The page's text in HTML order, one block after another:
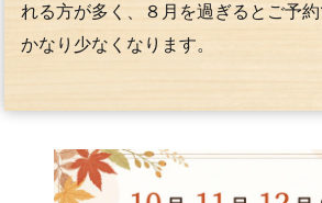
れる方が多く、８月を過ぎるとご予約
かなり少なくなります。